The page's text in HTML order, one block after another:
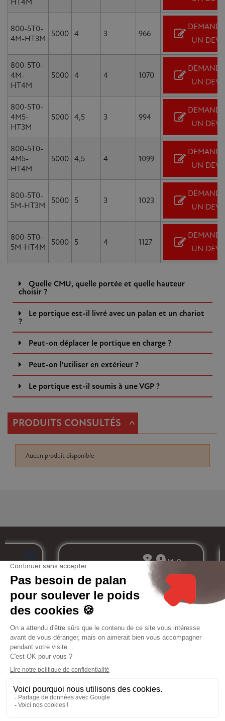
HT4M
800-5T0-
4M-HT3M
5000 4 3 966
UN
800-5T0-
4M-
HT4M
5000 4 4 1070
UN
800-5T0-
4M5-
HT3M
5000 4,5 3 994
UN
800-5T0-
4M5-
HT4M
5000 4,5 4 1099
UN
800-5T0-
5M-HT3M
5000 5 3 1023
UN
800-5T0-
5M-HT4M
5000 5 4 1127
UN
Quelle CMU, quelle portée et quelle hauteur
choisir ?
Le portique est-il livré avec un palan et un chariot
?
Peut-on déplacer le portique en charge ?
Peut-on l'utiliser en extérieur ?
Le portique est-il soumis à une VGP ?
PRODUITS CONSULTÉS ^
Aucun produit disponible
Marchand approuvé par la Société des Avis Garantis,
vérifier
Mon
Services